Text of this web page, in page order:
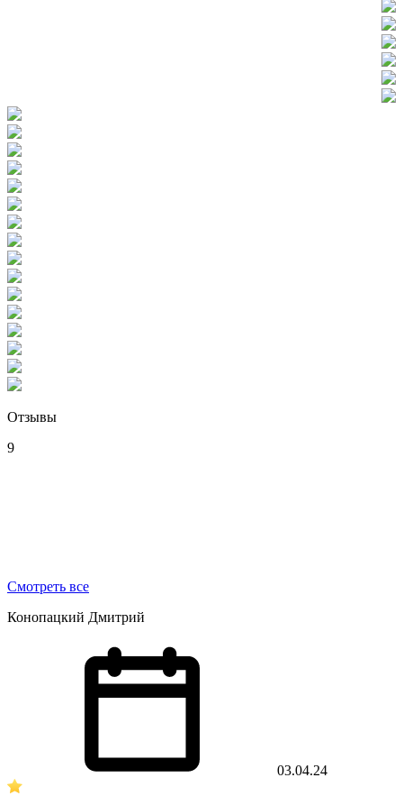
Отзывы
9
Смотреть все
Конопацкий Дмитрий
03.04.24